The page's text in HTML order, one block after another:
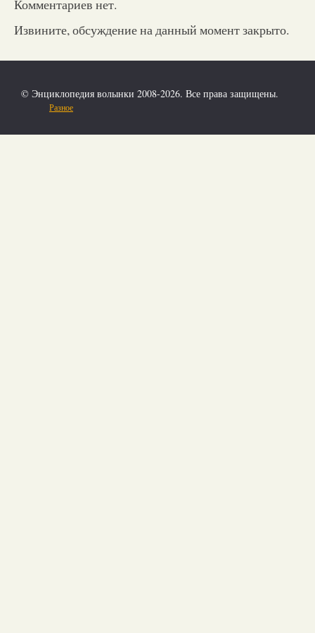
Комментариев нет.
Извините, обсуждение на данный момент закрыто.
© Энциклопедия волынки 2008-2026. Все права защищены.
Разное